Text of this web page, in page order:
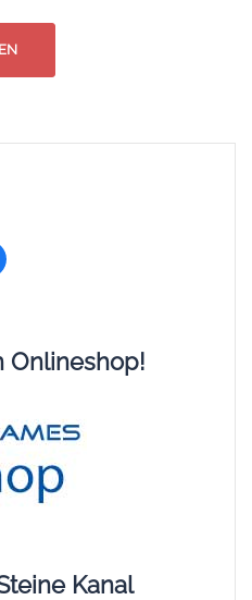
Onlineshop!
Kanal